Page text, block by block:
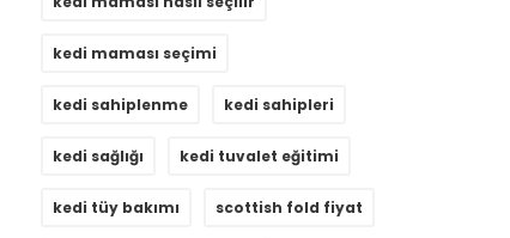
kedi maması seçimi
kedi sahiplenme kedi sahipleri
kedi sağlığı kedi tuvalet eğitimi
kedi tüy bakımı scottish fold fiyat